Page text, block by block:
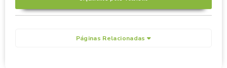
Páginas Relacionadas